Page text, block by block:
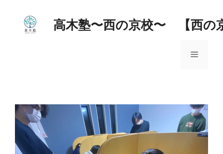
高木塾〜西の京校〜 【西の
メ
ュ